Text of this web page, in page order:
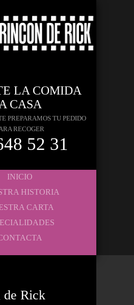
LA COMIDA
A CASA
PREPARAMOS TU PEDIDO
RECOGER
52 31
INICIO
HISTORIA
CARTA
Rick